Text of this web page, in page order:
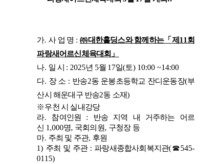
가. 사 업 명 :㈜대한홀딩스와 함께하는「 제 11회
파랑새어르신체육대회 」
나. 일 시 : 2025년 5월 17일(토) 10:00 ~14:00
다. 장 소 : 반송2동 운봉초등학교 잔디운동장(부
산시 해운대구 반송2동 소재)
※우천 시 실내강당
라. 참여인원 : 반송 지역 내 거주하는 어르
신 1,000명, 국회의원, 구청장 등
마. 주최 및 주관, 후원
1) 주최 및 주관 : 파랑새종합사회복지관(☎545-
0115)